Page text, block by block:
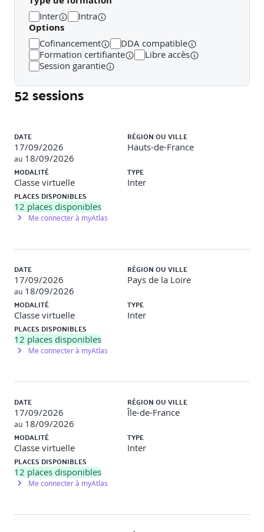
o Dans la vie quotidienne personnelle, le Cloud s’est
imposé
o Dans les entreprises, le Cloud vient par des chemins
détournés (Shadow IT)
o Présentation des technologies soutenues par le Cloud
Module 4 : Les nouveaux enjeux à adresser
o Le marché Cloud
o Un marché mondialisé
o Avec des spécificités selon le service
Module 5 : Les impacts sur les entreprises
o Une remise en question de l’informatique
traditionnelle
o Un Chief Digital Officer (CDO) au premier plan
o Une sécurité à adapter
o Un cadre juridique à protéger
Module 6 : Lancer un projet de transformation
Inter Intra
Options
Cofinancement
DDA compatible
Formation certifiante
Libre accès
Session garantie
52 sessions
DATE
17/09/2026
au 18/09/2026
RÉGION OU VILLE
Hauts-de-France
MODALITÉ
Classe virtuelle
TYPE
Inter
PLACES DISPONIBLES
12 places disponibles
Me connecter à myAtlas
DATE
17/09/2026
au 18/09/2026
RÉGION OU VILLE
Pays de la Loire
MODALITÉ
Classe virtuelle
TYPE
Inter
PLACES DISPONIBLES
12 places disponibles
Me connecter à myAtlas
DATE
17/09/2026
au 18/09/2026
RÉGION OU VILLE
Île-de-France
MODALITÉ
Classe virtuelle
TYPE
Inter
PLACES DISPONIBLES
12 places disponibles
Me connecter à myAtlas